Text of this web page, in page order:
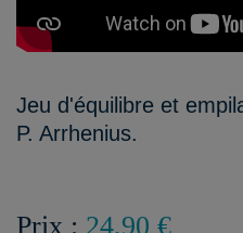
Jeu d'équilibre et
P. Arrhenius.
Prix : 24,90 €